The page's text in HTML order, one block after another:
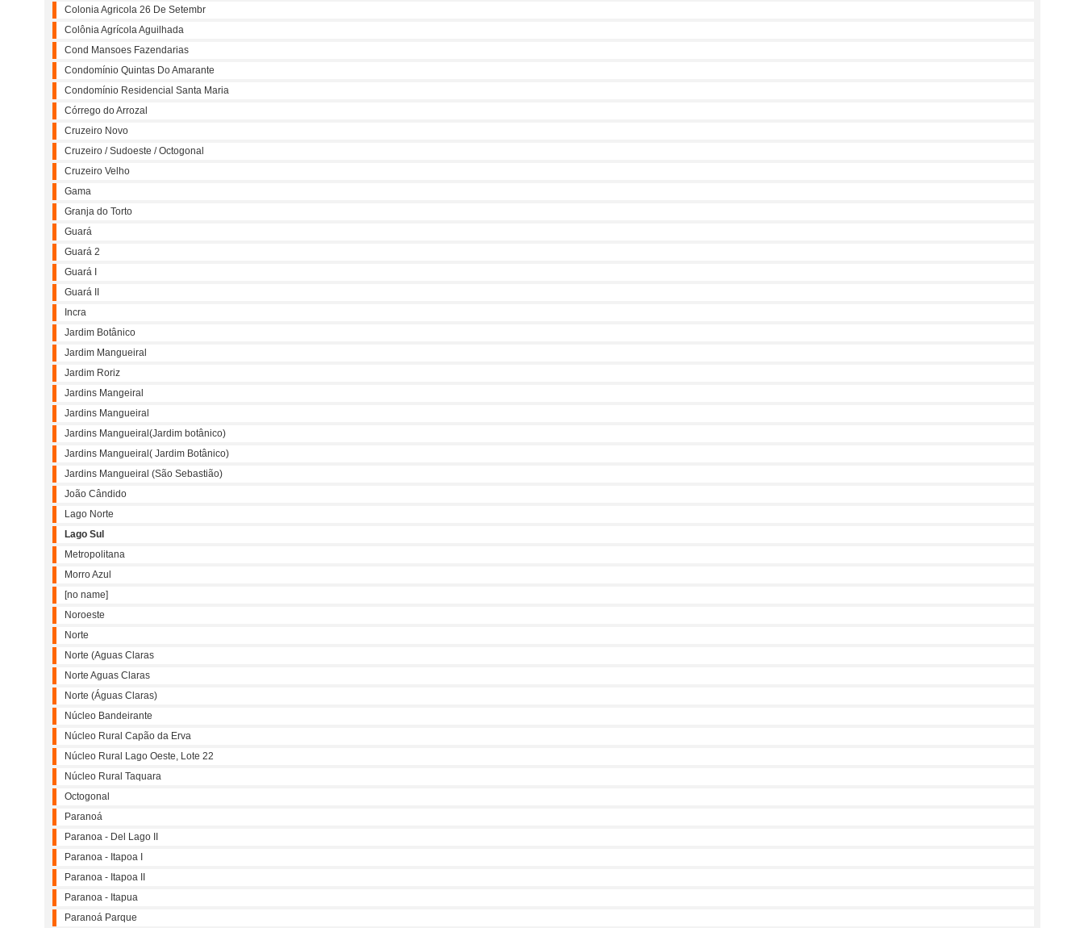
Colonia Agricola 26 De Setembr
Colônia Agrícola Aguilhada
Cond Mansoes Fazendarias
Condomínio Quintas Do Amarante
Condomínio Residencial Santa Maria
Córrego do Arrozal
Cruzeiro Novo
Cruzeiro / Sudoeste / Octogonal
Cruzeiro Velho
Gama
Granja do Torto
Guará
Guará 2
Guará I
Guará II
Incra
Jardim Botânico
Jardim Mangueiral
Jardim Roriz
Jardins Mangeiral
Jardins Mangueiral
Jardins Mangueiral(Jardim botânico)
Jardins Mangueiral( Jardim Botânico)
Jardins Mangueiral (São Sebastião)
João Cândido
Lago Norte
Lago Sul
Metropolitana
Morro Azul
[no name]
Noroeste
Norte
Norte (Aguas Claras
Norte Aguas Claras
Norte (Águas Claras)
Núcleo Bandeirante
Núcleo Rural Capão da Erva
Núcleo Rural Lago Oeste, Lote 22
Núcleo Rural Taquara
Octogonal
Paranoá
Paranoa - Del Lago II
Paranoa - Itapoa I
Paranoa - Itapoa II
Paranoa - Itapua
Paranoá Parque